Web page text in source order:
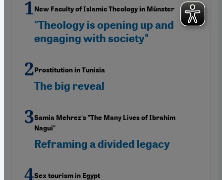
New Faculty of Islamic Theology in Münster
"Theology is opening up and
engaging with society"
Prostitution in Tunisia
The big reveal
Samia Mehrez's "The Many Lives of Ibrahim
Nagui"
Reframing a divided legacy
Sex tourism in Egypt